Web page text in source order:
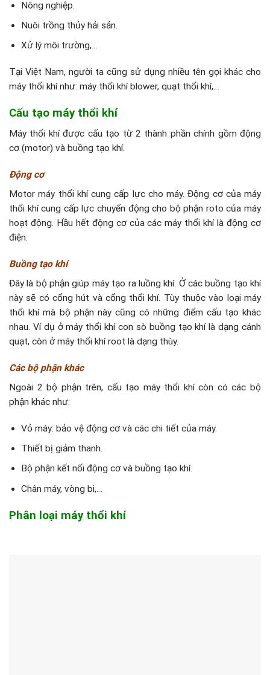
Nông nghiệp.
Nuôi trồng thủy hải sản.
Xử lý môi trường,…
Tại Việt Nam, người ta cũng sử dụng nhiều tên gọi khác cho
máy thổi khí như: máy thổi khí blower, quạt thổi khí,…
Cấu tạo máy thổi khí
Máy thổi khí được cấu tạo từ 2 thành phần chính gồm động
cơ (motor) và buồng tạo khí.
Động cơ
Motor máy thổi khí cung cấp lực cho máy. Động cơ của máy
thổi khí cung cấp lực chuyển động cho bộ phận roto của máy
hoạt động. Hầu hết động cơ của các máy thổi khí là động cơ
điện.
Buồng tạo khí
Đây là bộ phận giúp máy tạo ra luồng khí. Ở các buồng tạo khí
này sẽ có cổng hút và cổng thổi khí. Tùy thuộc vào loại máy
thổi khí mà bộ phận này cũng có những điểm cấu tạo khác
nhau. Ví dụ ở máy thổi khí con sò buồng tạo khí là dạng cánh
quạt, còn ở máy thổi khí root là dạng thùy.
Các bộ phận khác
Ngoài 2 bộ phận trên, cấu tạo máy thổi khí còn có các bộ
phận khác như:
Vỏ máy: bảo vệ động cơ và các chi tiết của máy.
Thiết bị giảm thanh.
Bộ phận kết nối động cơ và buồng tạo khí.
Chân máy, vòng bi,…
Phân loại máy thổi khí